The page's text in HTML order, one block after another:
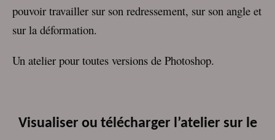
pouvoir travailler sur son redressement, sur son angle et
sur la déformation.
Un atelier pour toutes versions de Photoshop.
Visualiser ou télécharger l’atelier sur le